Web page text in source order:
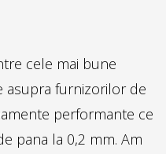
cele mai bune
asupra furnizorilor de
performante ce
pana la 0,2 mm. Am